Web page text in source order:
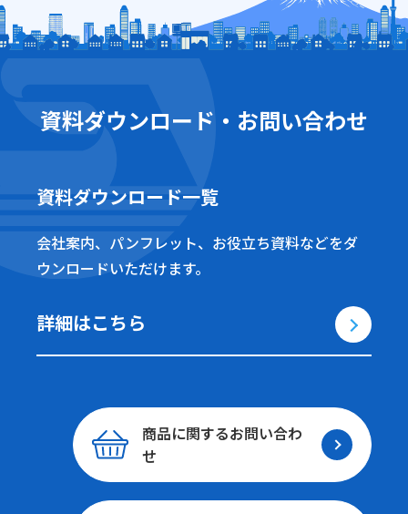
資料ダウンロード・お問い合わせ
資料ダウンロード一覧
会社案内、パンフレット、お役立ち資料などをダ
ウンロードいただけます。
詳細はこちら
商品に関するお問い合わ
せ